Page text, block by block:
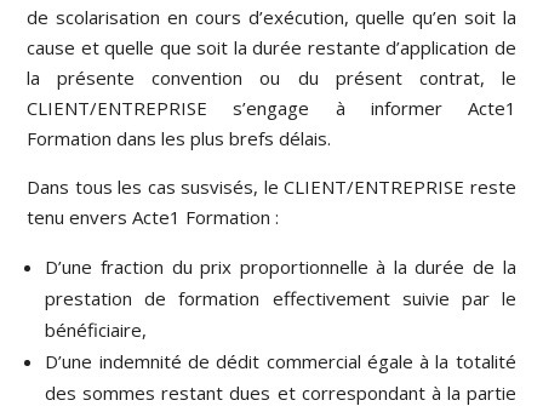
de scolarisation en cours d’exécution, quelle qu’en soit la
cause et quelle que soit la durée restante d’application de
la présente convention ou du présent contrat, le
CLIENT/ENTREPRISE s’engage à informer Acte1
Formation dans les plus brefs délais.
Dans tous les cas susvisés, le CLIENT/ENTREPRISE reste
tenu envers Acte1 Formation :
D’une fraction du prix proportionnelle à la durée de la
prestation de formation effectivement suivie par le
bénéficiaire,
D’une indemnité de dédit commercial égale à la totalité
des sommes restant dues et correspondant à la partie